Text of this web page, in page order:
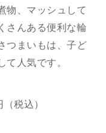
物、マッシュして
さんある便利な輪
つまいもは、子ど
て人気です。
税込）